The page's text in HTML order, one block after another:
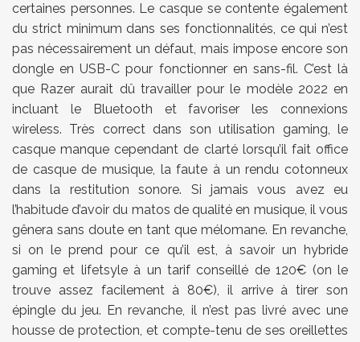
certaines personnes. Le casque se contente également
du strict minimum dans ses fonctionnalités, ce qui n’est
pas nécessairement un défaut, mais impose encore son
dongle en USB-C pour fonctionner en sans-fil. C’est là
que Razer aurait dû travailler pour le modèle 2022 en
incluant le Bluetooth et favoriser les connexions
wireless. Très correct dans son utilisation gaming, le
casque manque cependant de clarté lorsqu’il fait office
de casque de musique, la faute à un rendu cotonneux
dans la restitution sonore. Si jamais vous avez eu
l’habitude d’avoir du matos de qualité en musique, il vous
gênera sans doute en tant que mélomane. En revanche,
si on le prend pour ce qu’il est, à savoir un hybride
gaming et lifetsyle à un tarif conseillé de 120€ (on le
trouve assez facilement à 80€), il arrive à tirer son
épingle du jeu. En revanche, il n’est pas livré avec une
housse de protection, et compte-tenu de ses oreillettes